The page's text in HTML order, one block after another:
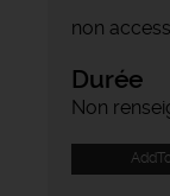
non
Durée
Non